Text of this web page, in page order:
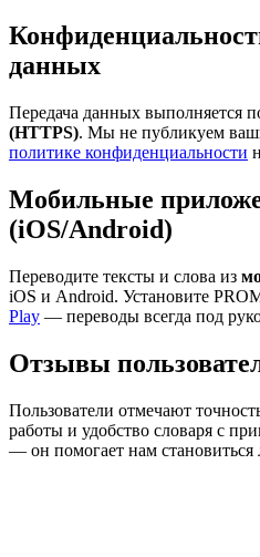
данных
Передача данных выполняется
(HTTPS). Мы не публикуем
политике конфиденциальности
Мобильные
(iOS/Android)
Переводите тексты и слова из
iOS и Android. Установите
Play — переводы всегда под
Отзывы
Пользователи отмечают
работы и удобство словаря с
— он помогает нам становиться